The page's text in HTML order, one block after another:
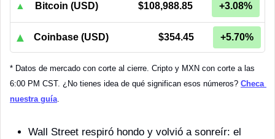
▲ Bitcoin (USD) $108,988.85 +3.08%
▲ Coinbase (USD) $354.45 +5.70%
* Datos de mercado con corte al cierre. Cripto y MXN con corte a las
6:00 PM CST. ¿No tienes idea de qué significan esos números? Checa
nuestra guía.
Wall Street respiró hondo y volvió a sonreír: el